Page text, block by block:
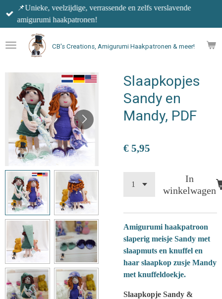
Ga
direct
de
hoofdinhoud
CB's Creations, Amigurumi Haakpatronen & meer!
📌Unieke, veelzijdige, verrassende en zelfs verslavende
amigurumi haakpatronen!
Slaapkopjes
Sandy en
Mandy, PDF
€ 5,95
In
winkelwagen
Amigurumi haakpatroon
slaperig meisje Sandy met
slaapmuts en knuffel en
haar slaapkop zusje Mandy
met knuffeldoekje.
Slaapkopje Sandy &